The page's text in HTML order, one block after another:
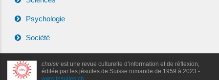
Psychologie
Société
choisirest une revue culturelle d’information et de réflexion,
éditée par les jésuites de Suisse romande de 1959 à 2023 -
www.jesuites.ch